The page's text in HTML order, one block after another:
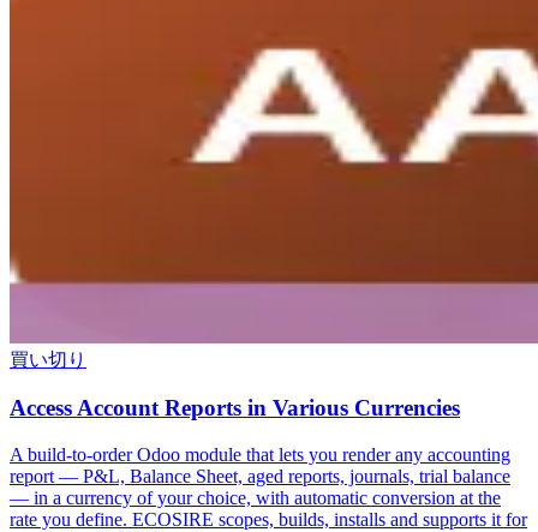
買い切り
Access Account Reports in Various Currencies
A build-to-order Odoo module that lets you render any accounting
report — P&L, Balance Sheet, aged reports, journals, trial balance
— in a currency of your choice, with automatic conversion at the
rate you define. ECOSIRE scopes, builds, installs and supports it for